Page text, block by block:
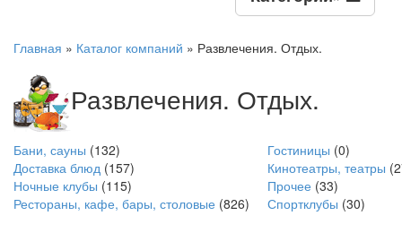
Главная » Каталог компаний » Развлечения. Отдых.
Развлечения. Отдых.
Бани, сауны (132) Гостиницы (0)
Доставка блюд (157) Кинотеатры, театры
Ночные клубы (115) Прочее (33)
Рестораны, кафе, бары, столовые (826) Спортклубы (30)